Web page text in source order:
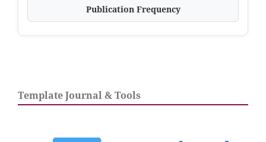
Publication Frequency
Template Journal & Tools